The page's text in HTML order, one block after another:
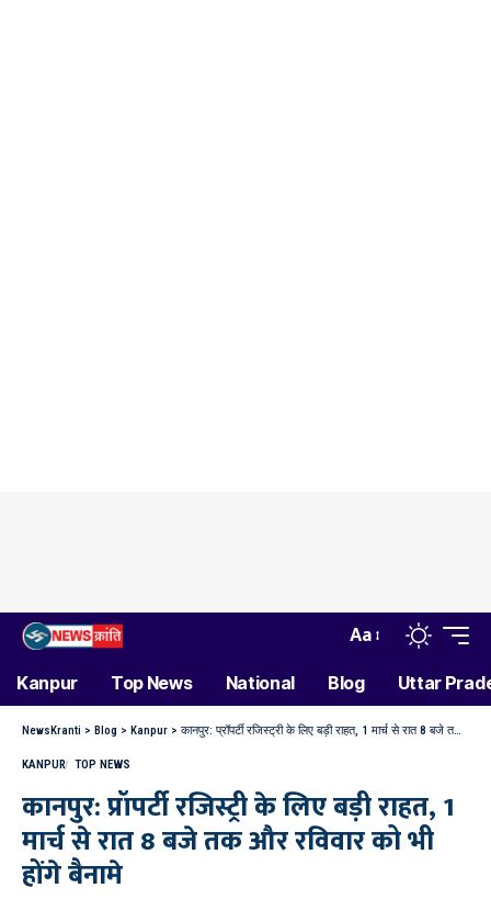
Aa
Kanpur Top News National Blog Uttar
NewsKranti > Blog > Kanpur > कानपुर: प्रॉपर्टी रजिस्ट्री के लिए बड़ी राहत, 1 मार्च से रात 8 बजे तक और रविवार को भी होंगे बैनामे
KANPUR TOP NEWS
कानपुर: प्रॉपर्टी रजिस्ट्री के लिए बड़ी राहत, 1
मार्च से रात 8 बजे तक और रविवार को भी
होंगे बैनामे